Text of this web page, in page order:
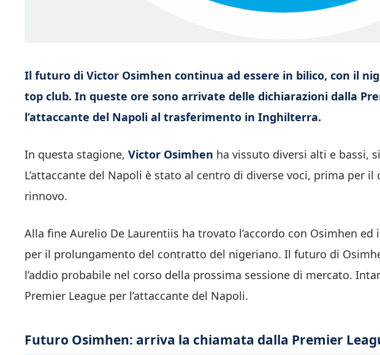
Il futuro di Victor Osimhen continua ad essere in bilico, con il
top club. In queste ore sono arrivate delle dichiarazioni dalla
l’attaccante del Napoli al trasferimento in Inghilterra.
In questa stagione, Victor Osimhen ha vissuto diversi alti e bassi,
L’attaccante del Napoli è stato al centro di diverse voci, prima per il
rinnovo.
Alla fine Aurelio De Laurentiis ha trovato l’accordo con Osimhen ed
per il prolungamento del contratto del nigeriano. Il futuro di
l’addio probabile nel corso della prossima sessione di mercato.
Premier League per l’attaccante del Napoli.
Futuro Osimhen: arriva la chiamata dalla Premier